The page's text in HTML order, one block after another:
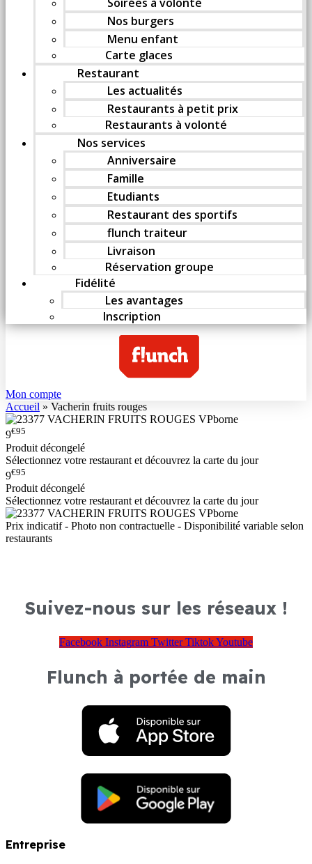
Nos burgers
Menu enfant
Carte glaces
Restaurant
Les actualités
Restaurants à petit prix
Restaurants à volonté
Nos services
Anniversaire
Famille
Etudiants
Restaurant des sportifs
flunch traiteur
Livraison
Réservation groupe
Fidélité
Les avantages
Inscription
Mon compte
Accueil » Vacherin fruits rouges
9€95
Produit décongelé
Sélectionnez votre restaurant et découvrez la carte du jour
9€95
Produit décongelé
Sélectionnez votre restaurant et découvrez la carte du jour
Prix indicatif - Photo non contractuelle - Disponibilité variable selon
restaurants
Suivez-nous sur les réseaux !
Facebook Instagram Twitter TiktokYoutube
Flunch à portée de main
Entreprise